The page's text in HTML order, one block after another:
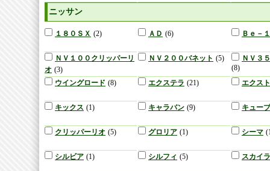
ニッサン
１８０ＳＸ (2) ＡＤ (6) Ｂｅ－１
ＮＶ１００クリッパーリ
オ (3)
ＮＶ２００バネット (5)
ＮＶ３
(8)
ウイングロード (8) エクステラ (21) エクス
キックス (1) キャラバン (9) キューブ
クリッパーリオ (5) グロリア (1) シーマ
シルビア (1) シルフィ (5) スカイ